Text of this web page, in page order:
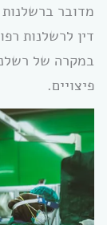
מדובר
דין לרשלנות
במקרה של
פיצויים.